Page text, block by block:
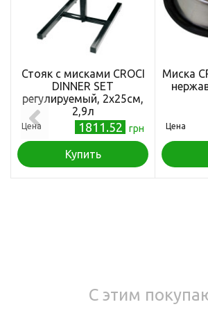
Стояк с мисками CROCI
DINNER SET
регулируемый, 2х25см,
2,9л
Цена 1811.52 грн
Купить
Миска
Цена
С этим